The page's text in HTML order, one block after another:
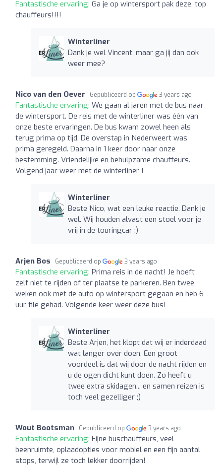
Fantastische ervaring: Ga je op wintersport pak deze, top
chauffeurs!!!!
Winterliner
Dank je wel Vincent, maar ga jij dan ook
weer mee?
Nico van den Oever Gepubliceerd op 3 years ago
Fantastische ervaring: We gaan al jaren met de bus naar
de wintersport. De reis met de winterliner was één van
onze beste ervaringen. De bus kwam zowel heen als
terug prima op tijd. De overstap in Nederweert was
prima geregeld. Daarna in 1 keer door naar onze
bestemming. Vriendelijke en behulpzame chauffeurs.
Volgend jaar weer met de winterliner !
Winterliner
Beste Nico, wat een leuke reactie. Dank je
wel. Wij houden alvast een stoel voor je
vrij in de touringcar ;)
Arjen Bos Gepubliceerd op 3 years ago
Fantastische ervaring: Prima reis in de nacht! Je hoeft
zelf niet te rijden of ter plaatse te parkeren. Ben twee
weken ook met de auto op wintersport gegaan en heb 6
uur file gehad. Volgende keer weer deze bus!
Winterliner
Beste Arjen, het klopt dat wij er inderdaad
wat langer over doen. Een groot
voordeel is dat wij door de nacht rijden en
u de ogen dicht kunt doen. Zo heeft u
twee extra skidagen... en samen reizen is
toch veel gezelliger ;)
Wout Bootsman Gepubliceerd op 3 years ago
Fantastische ervaring: Fijne buschauffeurs, veel
beenruimte, oplaadopties voor mobiel en een fijn aantal
stops, terwijl ze toch lekker doorrijden!